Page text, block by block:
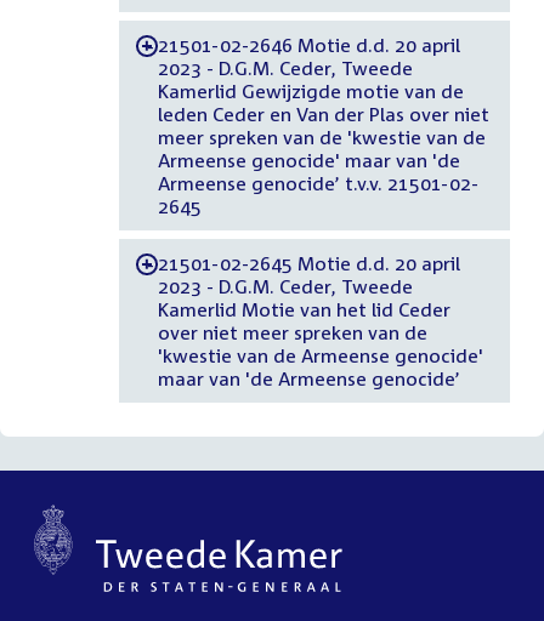
-21501-02-2646 Motie d.d. 20 april
2023 - D.G.M. Ceder, Tweede
Kamerlid Gewijzigde motie van de
leden Ceder en Van der Plas over niet
meer spreken van de 'kwestie van de
Armeense genocide' maar van 'de
Armeense genocide’ t.v.v. 21501-02-
2645
-21501-02-2645 Motie d.d. 20 april
2023 - D.G.M. Ceder, Tweede
Kamerlid Motie van het lid Ceder
over niet meer spreken van de
'kwestie van de Armeense genocide'
maar van 'de Armeense genocide’